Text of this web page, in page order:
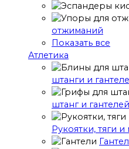
отжиманий
Показать все
Атлетика
штанги и
штанг и гантелей
Рукоятки, тяги